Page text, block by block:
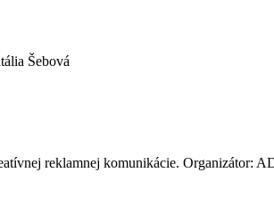
Šebová
reklamnej komunikácie. Organizátor: